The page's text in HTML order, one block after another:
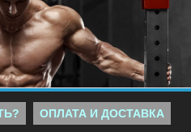
ОПЛАТА И ДОСТАВКА